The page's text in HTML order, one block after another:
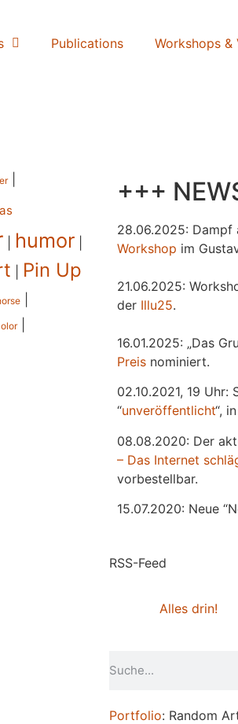
Publications Workshops &
|
humor
Pin Up
|
+++
28.06.2025: Dampf
Workshop im
21.06.2025:
der Illu25.
16.01.2025: „Das
Preis nominiert.
02.10.2021, 19
“unveröffentlicht“,
08.08.2020: Der
– Das Internet
vorbestellbar.
15.07.2020: Neue
RSS-Feed
Alles drin!
Portfolio: Random